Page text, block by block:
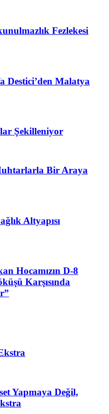
Fezlekesi
Destici’den Malatya
Şekilleniyor
Bir Araya
Altyapısı
Hocamızın D-8
Karşısında
Yapmaya Değil,